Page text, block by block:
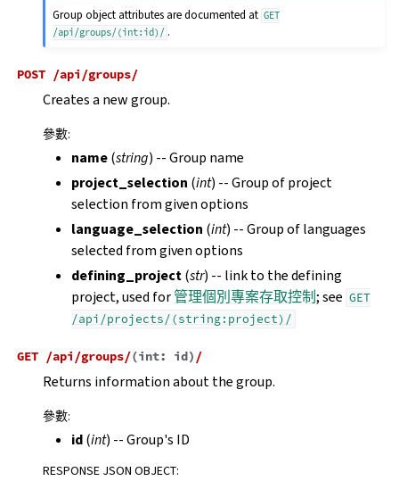
Group object attributes are documented at GET
/api/groups/(int:id)/ .
POST /api/groups/
Creates a new group.
參數:
name(string) -- Group name
project_selection (int) -- Group of project
selection from given options
language_selection (int) -- Group of languages
selected from given options
defining_project(str) -- link to the defining
project, used for管理個別專案存取控制; see GET
/api/projects/(string:project)/
GET /api/groups/(int: id) /
Returns information about the group.
參數:
id(int) -- Group's ID
RESPONSE JSON OBJECT: